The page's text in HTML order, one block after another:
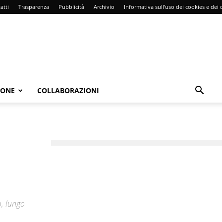
Trasparenza Pubblicità Archivio Informativa sull’uso dei cookies e dei
COLLABORAZIONI
lungo